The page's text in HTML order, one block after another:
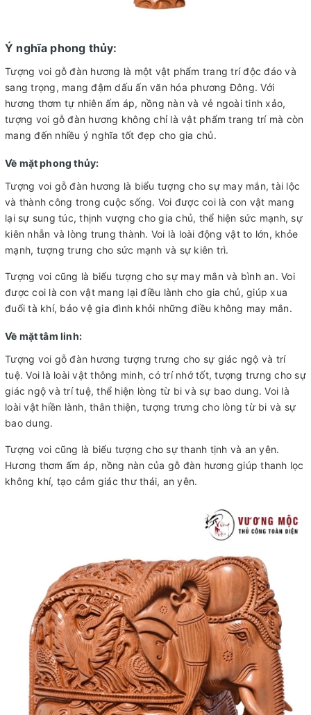
Ý nghĩa phong thủy:
Tượng voi gỗ đàn hương là một vật phẩm trang trí độc đáo và
sang trọng, mang đậm dấu ấn văn hóa phương Đông. Với
hương thơm tự nhiên ấm áp, nồng nàn và vẻ ngoài tinh xảo,
tượng voi gỗ đàn hương không chỉ là vật phẩm trang trí mà còn
mang đến nhiều ý nghĩa tốt đẹp cho gia chủ.
Về mặt phong thủy:
Tượng voi gỗ đàn hương là biểu tượng cho sự may mắn, tài lộc
và thành công trong cuộc sống. Voi được coi là con vật mang
lại sự sung túc, thịnh vượng cho gia chủ, thể hiện sức mạnh, sự
kiên nhẫn và lòng trung thành. Voi là loài động vật to lớn, khỏe
mạnh, tượng trưng cho sức mạnh và sự kiên trì.
Tượng voi cũng là biểu tượng cho sự may mắn và bình an. Voi
được coi là con vật mang lại điều lành cho gia chủ, giúp xua
đuổi tà khí, bảo vệ gia đình khỏi những điều không may mắn.
Về mặt tâm linh:
Tượng voi gỗ đàn hương tượng trưng cho sự giác ngộ và trí
tuệ. Voi là loài vật thông minh, có trí nhớ tốt, tượng trưng cho sự
giác ngộ và trí tuệ, thể hiện lòng từ bi và sự bao dung. Voi là
loài vật hiền lành, thân thiện, tượng trưng cho lòng từ bi và sự
bao dung.
Tượng voi cũng là biểu tượng cho sự thanh tịnh và an yên.
Hương thơm ấm áp, nồng nàn của gỗ đàn hương giúp thanh lọc
không khí, tạo cảm giác thư thái, an yên.